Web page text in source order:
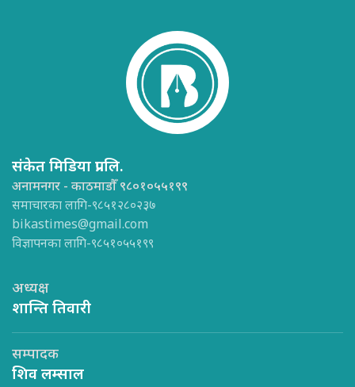
संकेत मिडिया प्रा.लि.
अनामनगर - काठमाडौँ ९८०१०५५१९९
समाचारका लागि-९८५१२८०२३७
bikastimes@gmail.com
विज्ञापनका लागि-९८५१०५५१९९
अध्यक्ष
शान्ति तिवारी
सम्पादक
शिव लम्साल